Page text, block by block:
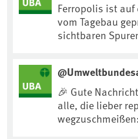
Ferropolis ist auf
vom Tagebau
sichtbaren
nur ihre
Hier lässt sich
Kippenflächen
entwickeln,
Lebensräume
🎉 Gute
alle, die lieber